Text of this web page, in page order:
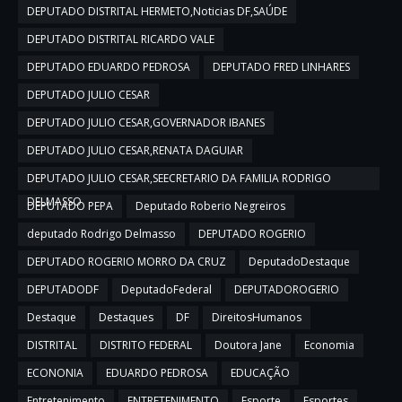
DEPUTADO DISTRITAL HERMETO,Noticias DF,SAÚDE
DEPUTADO DISTRITAL RICARDO VALE
DEPUTADO EDUARDO PEDROSA
DEPUTADO FRED LINHARES
DEPUTADO JULIO CESAR
DEPUTADO JULIO CESAR,GOVERNADOR IBANES
DEPUTADO JULIO CESAR,RENATA DAGUIAR
DEPUTADO JULIO CESAR,SEECRETARIO DA FAMILIA RODRIGO
DELMASSO
DEPUTADO PEPA
Deputado Roberio Negreiros
deputado Rodrigo Delmasso
DEPUTADO ROGERIO
DEPUTADO ROGERIO MORRO DA CRUZ
DeputadoDestaque
DEPUTADODF
DeputadoFederal
DEPUTADOROGERIO
Destaque
Destaques DF
DireitosHumanos
DISTRITAL
DISTRITO FEDERAL Doutora Jane
Economia
ECONONIA
EDUARDO PEDROSA
EDUCAÇÃO